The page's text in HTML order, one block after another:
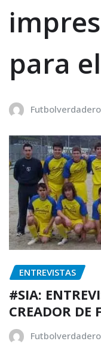
para
Futbolverdadero
ENTREVISTAS
#SIA:
CREADOR DE
Futbolverdadero